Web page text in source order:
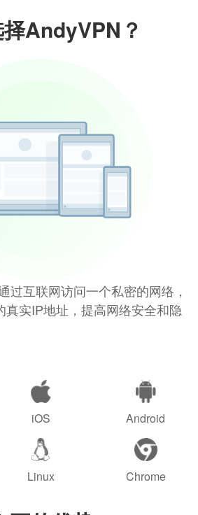
AndyVPN？
过互联网访问一个私密的网络，
真实IP地址，提高网络安全和隐
iOS Android
Linux Chrome